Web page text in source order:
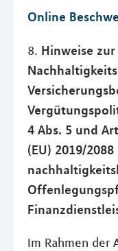
Online
8. Hinweise
4 Abs. 5 und
(EU) 2019/
Im Rahmen der